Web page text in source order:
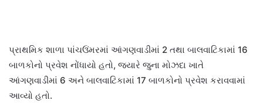
પ્રાથમિક શાળા પાંચઉંમરમાં આંગણવાડીમાં 2 તથા બાલવાટિકામાં 16
બાળકોનો પ્રવેશ નોંધાયો હતો, જ્યારે જુના મોઝદા ખાતે
આંગણવાડીમાં 6 અને બાલવાટિકામાં 17 બાળકોનો પ્રવેશ કરાવવામાં
આવ્યો હતો.